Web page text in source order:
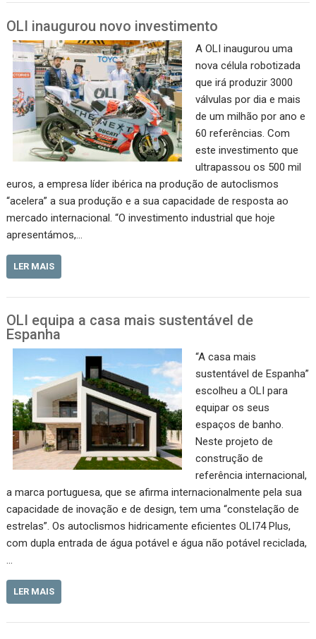
OLI inaugurou novo investimento
A OLI inaugurou uma
nova célula robotizada
que irá produzir 3000
válvulas por dia e mais
de um milhão por ano e
60 referências. Com
este investimento que
ultrapassou os 500 mil
euros, a empresa líder ibérica na produção de autoclismos
“acelera” a sua produção e a sua capacidade de resposta ao
mercado internacional. “O investimento industrial que hoje
apresentámos,…
LER MAIS
OLI equipa a casa mais sustentável de
Espanha
“A casa mais
sustentável de Espanha”
escolheu a OLI para
equipar os seus
espaços de banho.
Neste projeto de
construção de
referência internacional,
a marca portuguesa, que se afirma internacionalmente pela sua
capacidade de inovação e de design, tem uma “constelação de
estrelas”. Os autoclismos hidricamente eficientes OLI74 Plus,
com dupla entrada de água potável e água não potável reciclada,
…
LER MAIS